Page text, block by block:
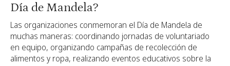
Día de Mandela?
Las organizaciones conmemoran el Día de Mandela de
muchas maneras: coordinando jornadas de voluntariado
en equipo, organizando campañas de recolección de
alimentos y ropa, realizando eventos educativos sobre la